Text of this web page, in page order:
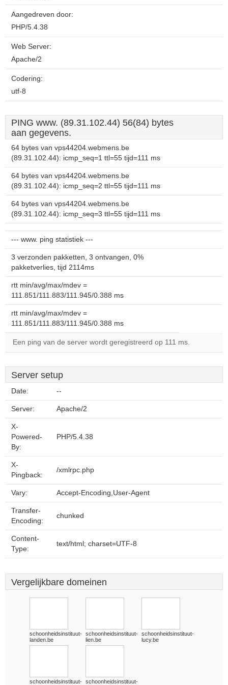
Aangedreven door:
PHP/5.4.38
Web Server:
Apache/2
Codering:
utf-8
PING www. (89.31.102.44) 56(84) bytes
aan gegevens.
64 bytes van vps44204.webmens.be
(89.31.102.44): icmp_seq=1 ttl=55 tijd=111 ms
64 bytes van vps44204.webmens.be
(89.31.102.44): icmp_seq=2 ttl=55 tijd=111 ms
64 bytes van vps44204.webmens.be
(89.31.102.44): icmp_seq=3 ttl=55 tijd=111 ms
--- www. ping statistiek ---
3 verzonden pakketten, 3 ontvangen, 0%
pakketverlies, tijd 2114ms
rtt min/avg/max/mdev =
111.851/111.883/111.945/0.388 ms
rtt min/avg/max/mdev =
111.851/111.883/111.945/0.388 ms
Een ping van de server wordt geregistreerd op 111 ms.
Server setup
Date: --
Server: Apache/2
X-
Powered-
By:
PHP/5.4.38
X-
Pingback:
/xmlrpc.php
Vary: Accept-Encoding,User-Agent
Transfer-
Encoding:
chunked
Content-
Type:
text/html; charset=UTF-8
Vergelijkbare domeinen
schoonheidsinstituut-
landen.be
schoonheidsinstituut-
lien.be
schoonheidsinstituut-
lucy.be
schoonheidsinstituut- schoonheidsinstituut-